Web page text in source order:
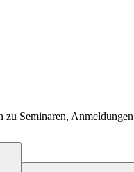
Seminaren,